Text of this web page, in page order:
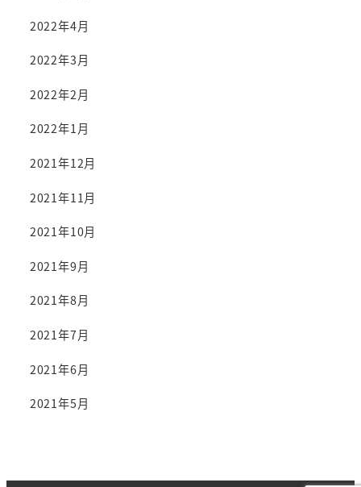
2022年4月
2022年3月
2022年2月
2022年1月
2021年12月
2021年11月
2021年10月
2021年9月
2021年8月
2021年7月
2021年6月
2021年5月